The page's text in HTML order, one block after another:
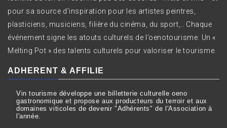
pour sa source d’inspiration pour les artistes peintres,
plasticiens, musiciens, filière du cinéma, du sport,.. Chaque
événement signe les atouts culturels de l’oenotourisme. Un «
Melting Pot » des talents culturels pour valoriser le tourisme.
ADHERENT & AFFILIE
Vin tourisme développe une billetterie culturelle oeno
gastronomique et propose aux producteurs du terroir et aux
domaines viticoles de devenir "Adhérents" de l'Association à
l'année.